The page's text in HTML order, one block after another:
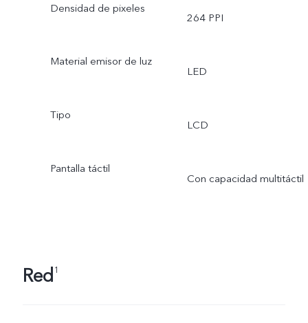
Densidad de pixeles
264 PPI
Material emisor de luz
LED
Tipo
LCD
Pantalla táctil
Con capacidad multitáctil
Red1